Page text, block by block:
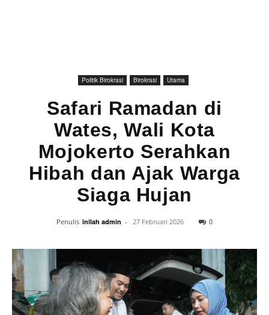
Politik Birokrasi Birokrasi Utama
Safari Ramadan di
Wates, Wali Kota
Mojokerto Serahkan
Hibah dan Ajak Warga
Siaga Hujan
Penulis inilah admin - 27 Februari 2026 0